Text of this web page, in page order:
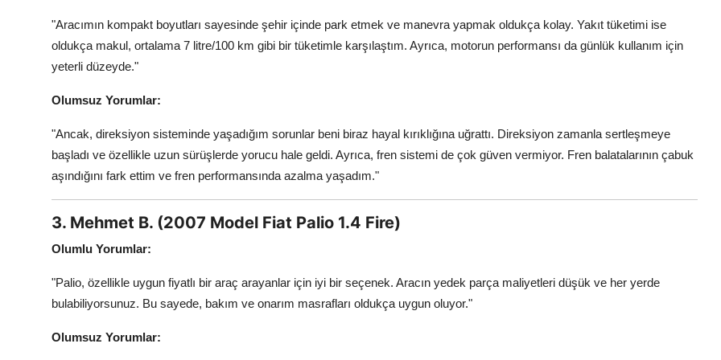
"Aracımın kompakt boyutları sayesinde şehir içinde park etmek ve manevra yapmak oldukça kolay. Yakıt tüketimi ise
oldukça makul, ortalama 7 litre/100 km gibi bir tüketimle karşılaştım. Ayrıca, motorun performansı da günlük kullanım için
yeterli düzeyde."
Olumsuz Yorumlar:
"Ancak, direksiyon sisteminde yaşadığım sorunlar beni biraz hayal kırıklığına uğrattı. Direksiyon zamanla sertleşmeye
başladı ve özellikle uzun sürüşlerde yorucu hale geldi. Ayrıca, fren sistemi de çok güven vermiyor. Fren balatalarının çabuk
aşındığını fark ettim ve fren performansında azalma yaşadım."
3. Mehmet B. (2007 Model Fiat Palio 1.4 Fire)
Olumlu Yorumlar:
"Palio, özellikle uygun fiyatlı bir araç arayanlar için iyi bir seçenek. Aracın yedek parça maliyetleri düşük ve her yerde
bulabiliyorsunuz. Bu sayede, bakım ve onarım masrafları oldukça uygun oluyor."
Olumsuz Yorumlar: